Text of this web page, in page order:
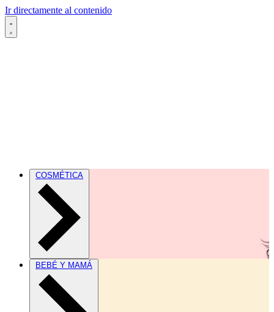
Ir directamente al contenido
COSMÉTICA
BEBÉ Y MAMÁ